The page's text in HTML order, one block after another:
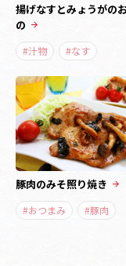
揚げなすとみょうがの
の
#汁物 #なす
豚肉のみそ照り焼き
#おつまみ #豚肉